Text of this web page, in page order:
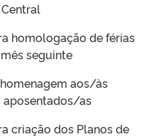
homologação de férias
seguinte
aos/às
as
criação dos Planos de